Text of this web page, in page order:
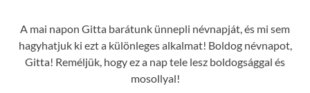
A mai napon Gitta barátunk ünnepli névnapját, és mi sem
hagyhatjuk ki ezt a különleges alkalmat! Boldog névnapot,
Gitta! Reméljük, hogy ez a nap tele lesz boldogsággal és
mosollyal!